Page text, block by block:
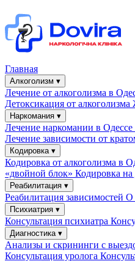
Главная
Алкоголизм ▾
Лечение от алкоголизма в
Детоксикация от алкоголизма
Наркомания ▾
Лечение наркомании в Одессе
Лечение зависимости от
Кодировка ▾
Кодировка от алкоголизма в
«двойной блок» Кодировка
Реабилитация ▾
Реабилитация зависимостей О
Психиатрия ▾
Консультация психиатра
Диагностика ▾
Анализы и скрининги с
Консультация уролога